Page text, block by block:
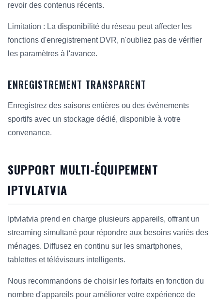
revoir des contenus récents.
Limitation : La disponibilité du réseau peut affecter les
fonctions d'enregistrement DVR, n'oubliez pas de vérifier
les paramètres à l'avance.
ENREGISTREMENT TRANSPARENT
Enregistrez des saisons entières ou des événements
sportifs avec un stockage dédié, disponible à votre
convenance.
SUPPORT MULTI-ÉQUIPEMENT
IPTVLATVIA
Iptvlatvia prend en charge plusieurs appareils, offrant un
streaming simultané pour répondre aux besoins variés des
ménages. Diffusez en continu sur les smartphones,
tablettes et téléviseurs intelligents.
Nous recommandons de choisir les forfaits en fonction du
nombre d'appareils pour améliorer votre expérience de